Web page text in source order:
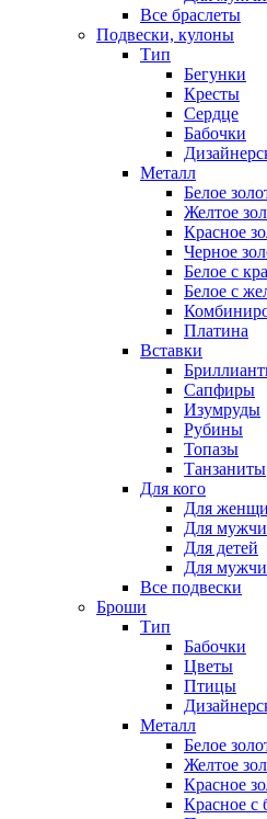
Все браслеты
Подвески, кулоны
Тип
Бегунки
Кресты
Сердце
Бабочки
Металл
Белое
Желтое
Красное
Черное
Белое с
Белое с
Платина
Вставки
Сапфиры
Изумруды
Рубины
Топазы
Танзаниты
Для кого
Для
Для
Для детей
Для
Все подвески
Броши
Тип
Бабочки
Цветы
Птицы
Металл
Белое
Желтое
Красное
Красное с